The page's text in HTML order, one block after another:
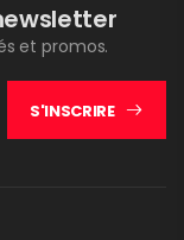
et promos.
S'INSCRIRE